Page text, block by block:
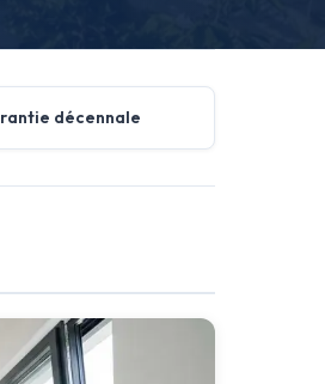
décennale